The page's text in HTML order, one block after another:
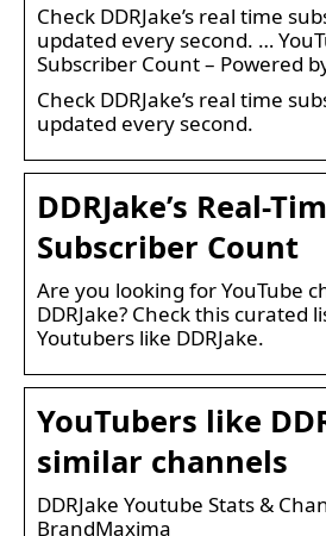
Check DDRJake’s real time
updated every second. …
Subscriber Count – Powered
Check DDRJake’s real time
updated every second.
DDRJake’s Real-
Subscriber Count
Are you looking for YouTube
DDRJake? Check this curated
Youtubers like DDRJake.
YouTubers like
similar channels
DDRJake Youtube Stats &
BrandMaxima